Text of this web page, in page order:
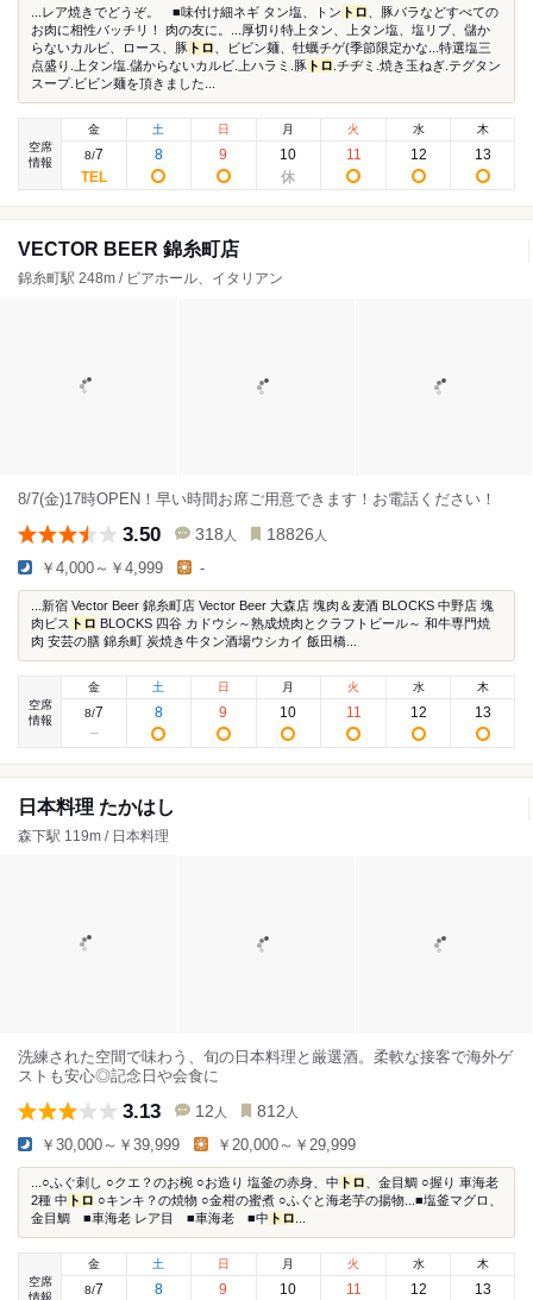
...レア焼きでどうぞ。 ■味付け細ネギ タン塩、トン トロ 、豚バラなどすべての
お肉に相性バッチリ！ 肉の友に。...厚切り特上タン、上タン塩、塩リブ、儲か
らないカルビ、ロース、豚 トロ 、ビビン麺、牡蠣チゲ(季節限定かな...特選塩三
点盛り.上タン塩.儲からないカルビ.上ハラミ.豚 トロ .チヂミ.焼き玉ねぎ.テグタン
スープ.ビビン麺を頂きました...
空席
情報
金
8/7
土
8
日
9
月
10
火
11
水
12
木
13
VECTOR BEER 錦糸町店
錦糸町駅 248m / ビアホール、イタリアン
8/7(金)17時OPEN！早い時間お席ご用意できます！お電話ください！
3.50 318 人 18826 人
￥4,000～￥4,999 -
...新宿 Vector Beer 錦糸町店 Vector Beer 大森店 塊肉＆麦酒 BLOCKS 中野店 塊
肉ビス トロ BLOCKS 四谷 カドウシ～熟成焼肉とクラフトビール～ 和牛専門焼
肉 安芸の膳 錦糸町 炭焼き牛タン酒場ウシカイ 飯田橋...
空席
情報
金
8/7
土
8
日
9
月
10
火
11
水
12
木
13
日本料理 たかはし
森下駅 119m / 日本料理
洗練された空間で味わう、旬の日本料理と厳選酒。柔軟な接客で海外ゲ
ストも安心◎記念日や会食に
3.13 12 人 812 人
￥30,000～￥39,999 ￥20,000～￥29,999
...○ふぐ刺し ○クエ？のお椀 ○お造り 塩釜の赤身、中 トロ 、金目鯛 ○握り 車海老
2種 中 トロ ○キンキ？の焼物 ○金柑の蜜煮 ○ふぐと海老芋の揚物...■塩釜マグロ、
金目鯛 ■車海老 レア目 ■車海老 ■中 トロ
空席
情報
金
8/7
土
8
日
9
月
10
火
11
水
12
木
13